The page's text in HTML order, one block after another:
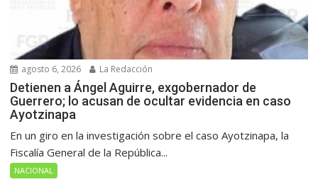
agosto 6, 2026 La Redacción
Detienen a Ángel Aguirre, exgobernador de
Guerrero; lo acusan de ocultar evidencia en caso
Ayotzinapa
En un giro en la investigación sobre el caso Ayotzinapa, la
Fiscalía General de la República...
NACIONAL